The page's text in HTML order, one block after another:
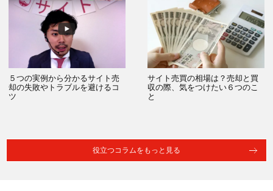
５つの実例から分かるサイト売
却の失敗やトラブルを避けるコ
ツ
サイト売買の相場は？売却と買
収の際、気をつけたい６つのこ
と
役立つコラムをもっと見る